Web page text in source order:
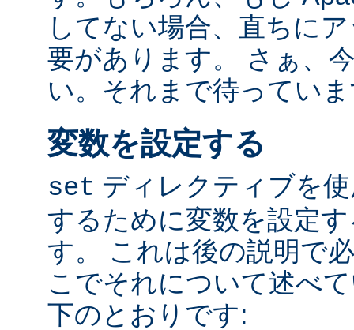
してない場合、直ちに
要があります。 さぁ、
い。それまで待ってい
変数を設定する
set ディレクティブを
するために変数を設定
す。 これは後の説明で
こでそれについて述べ
下のとおりです: